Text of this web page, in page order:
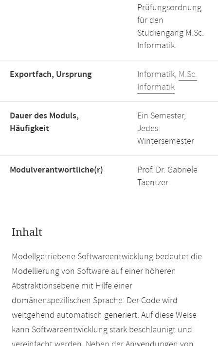
Prüfungsordnung
für den
Studiengang M.Sc.
Informatik.
Exportfach, Ursprung Informatik, M.Sc.
Informatik
Dauer des Moduls,
Häufigkeit
Ein Semester,
Jedes
Wintersemester
Modulverantwortliche(r)
Prof. Dr. Gabriele
Taentzer
Inhalt
Modellgetriebene Softwareentwicklung bedeutet die
Modellierung von Software auf einer höheren
Abstraktionsebene mit Hilfe einer
domänenspezifischen Sprache. Der Code wird
weitgehend automatisch generiert. Auf diese Weise
kann Softwareentwicklung stark beschleunigt und